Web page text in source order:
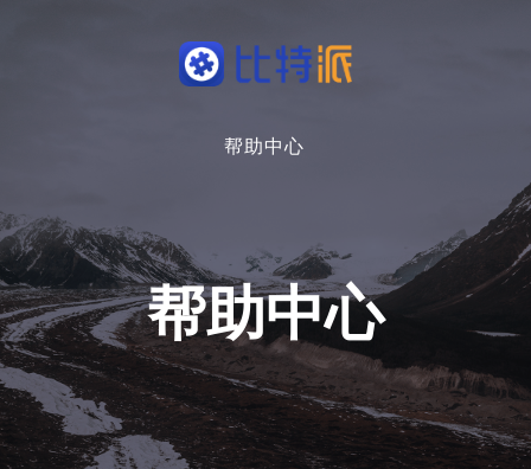
帮助中心
帮助中心